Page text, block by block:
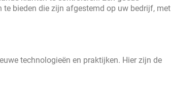
bieden die zijn afgestemd op uw bedrijf, met
technologieën en praktijken. Hier zijn de